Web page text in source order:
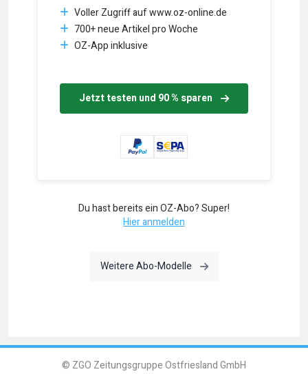
Voller Zugriff auf www.oz-online.de
700+ neue Artikel pro Woche
OZ-App inklusive
Jetzt testen und 90 % sparen
Du hast bereits ein OZ-Abo? Super!
Hier anmelden
Weitere Abo-Modelle
© ZGO Zeitungsgruppe Ostfriesland GmbH